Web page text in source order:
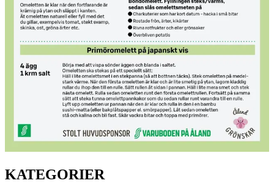
KATEGORIER